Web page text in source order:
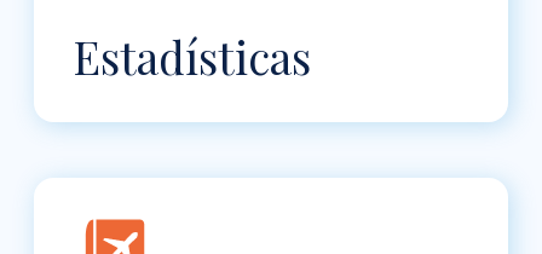
Estadísticas